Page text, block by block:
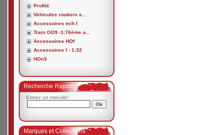
Profilé
Vehicules routiers s...
Accessoires ech I
Train OO9 -1:76ème a...
Accessoires HOf
Accessoires I - 1;32
HOn3
Recherche Rapide
Entrez un mot-clef :
Marques et Collections